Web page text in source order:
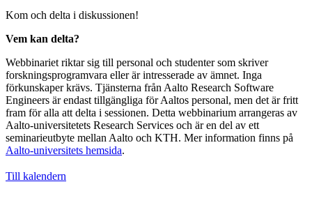
Kom och delta i diskussionen!
Vem kan delta?
Webbinariet riktar sig till personal och studenter som skriver
forskningsprogramvara eller är intresserade av ämnet. Inga
förkunskaper krävs. Tjänsterna från Aalto Research Software
Engineers är endast tillgängliga för Aaltos personal, men det är fritt
fram för alla att delta i sessionen. Detta webbinarium arrangeras av
Aalto-universitetets Research Services och är en del av ett
seminarieutbyte mellan Aalto och KTH. Mer information finns på
Aalto-universitets hemsida.
Till kalendern